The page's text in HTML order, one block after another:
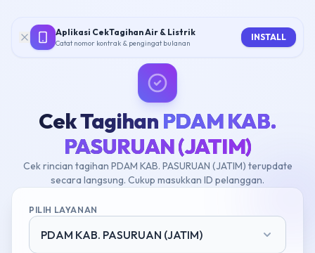
Aplikasi CekTagihan Air & Listrik
Catat nomor kontrak & pengingat bulanan
INSTALL
Cek Tagihan PDAM KAB.
PASURUAN (JATIM)
Cek rincian tagihan PDAM KAB. PASURUAN (JATIM) terupdate
secara langsung. Cukup masukkan ID pelanggan.
PILIH LAYANAN
PDAM KAB. PASURUAN (JATIM)